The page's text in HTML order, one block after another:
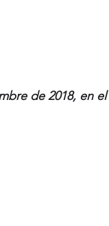
de 2018, en el